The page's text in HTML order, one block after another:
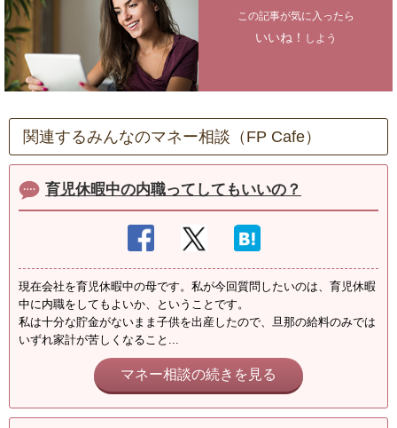
この記事が気に入ったら
いいね！ しよう
関連するみんなのマネー相談（FP Cafe）
育児休暇中の内職ってしてもいいの？
現在会社を育児休暇中の母です。私が今回質問したいのは、育児休暇
中に内職をしてもよいか、ということです。
私は十分な貯金がないまま子供を出産したので、旦那の給料のみでは
いずれ家計が苦しくなること...
マネー相談の続きを見る